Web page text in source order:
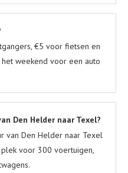
€5 voor fietsen en
weekend voor een auto
Den Helder naar Texel?
van Den Helder naar Texel
voor 300 voertuigen,